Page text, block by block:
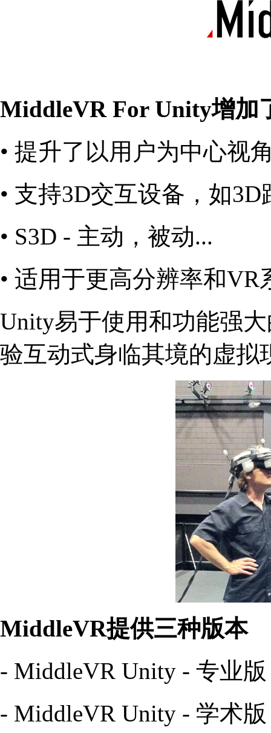
MiddleVR For Unity增加
• 提升了以用户为中心视
• 支持3D交互设备，如3D
• S3D - 主动，被动...
• 适用于更高分辨率和
Unity易于使用和功能强
验互动式身临其境的虚拟
MiddleVR提供三种版本
- MiddleVR Unity - 专业版
- MiddleVR Unity - 学术版